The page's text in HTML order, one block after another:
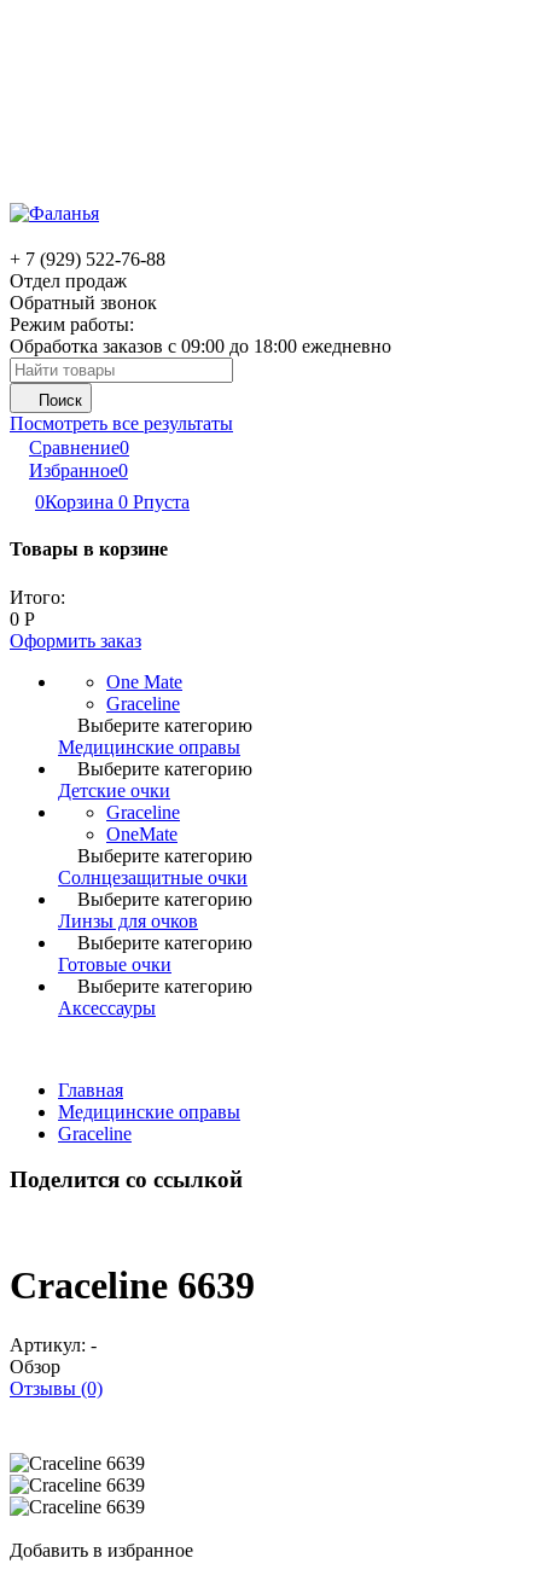
+ 7 (929) 522-76-88
Отдел продаж
Обратный звонок
Режим работы:
Обработка заказов с 09:00 до 18:00 ежедневно
Поиск
Посмотреть все результаты
Сравнение0
Избранное0
0Корзина 0 Рпуста
Товары в корзине
Итого:
0 Р
Оформить заказ
One Mate
Graceline
Выберите категорию
Медицинские оправы
Выберите категорию
Детские очки
Graceline
OneMate
Выберите категорию
Солнцезащитные очки
Выберите категорию
Линзы для очков
Выберите категорию
Готовые очки
Выберите категорию
Аксессауры
Главная
Медицинские оправы
Graceline
Поделится со ссылкой
Craceline 6639
Артикул: -
Обзор
Отзывы (0)
Добавить в избранное